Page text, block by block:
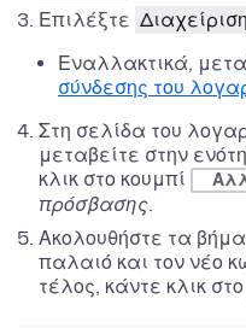
Επιλέξτε
Εναλλακτικά,
σύνδεσης του
Στη σελίδα του
μεταβείτε στην
κλικ στο κουμπί
πρόσβασης.
Ακολουθήστε τα
παλαιό και τον νέο
τέλος, κάντε κλικ στο